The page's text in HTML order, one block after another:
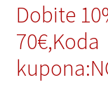
Dobite
70€,Koda